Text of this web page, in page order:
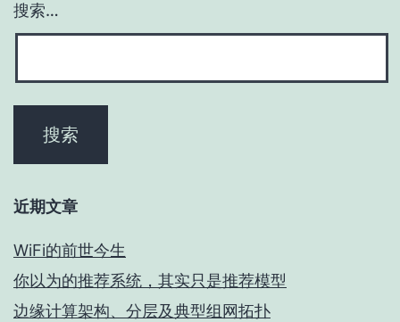
搜索…
近期文章
WiFi的前世今生
你以为的推荐系统，其实只是推荐模型
边缘计算架构、分层及典型组网拓扑